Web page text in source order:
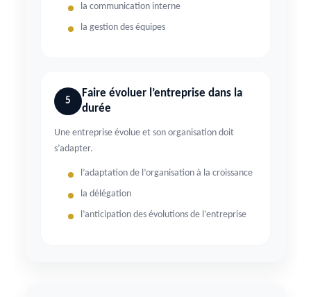
la communication interne
la gestion des équipes
5
Faire évoluer l’entreprise dans la
durée
Une entreprise évolue et son organisation doit
s’adapter.
l’adaptation de l’organisation à la croissance
la délégation
l’anticipation des évolutions de l’entreprise